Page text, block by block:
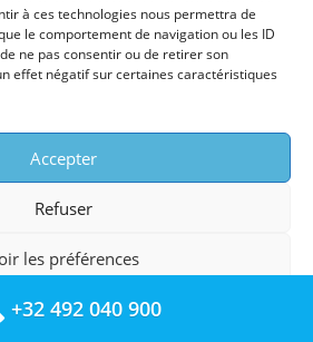
à ces technologies nous permettra de
le comportement de navigation ou les ID
ne pas consentir ou de retirer son
effet négatif sur certaines caractéristiques
Accepter
Refuser
les préférences
Mentions legales
et
D’INTERVENTION
:
Bruxelles et ses 19
interventions
ponctuelles en
+32 492 040 900